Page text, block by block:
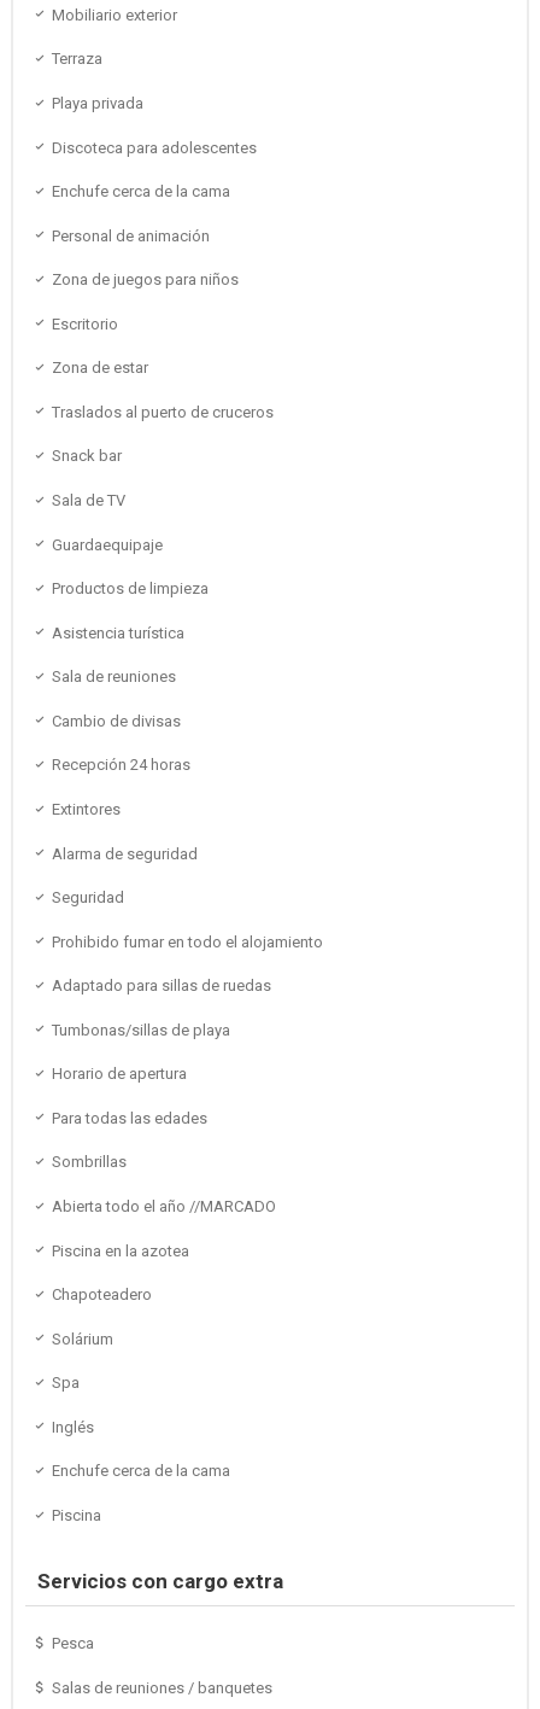
Mobiliario exterior
Terraza
Playa privada
Discoteca para adolescentes
Enchufe cerca de la cama
Personal de animación
Zona de juegos para niños
Escritorio
Zona de estar
Traslados al puerto de cruceros
Snack bar
Sala de TV
Guardaequipaje
Productos de limpieza
Asistencia turística
Sala de reuniones
Cambio de divisas
Recepción 24 horas
Extintores
Alarma de seguridad
Seguridad
Prohibido fumar en todo el alojamiento
Adaptado para sillas de ruedas
Tumbonas/sillas de playa
Horario de apertura
Para todas las edades
Sombrillas
Abierta todo el año //MARCADO
Piscina en la azotea
Chapoteadero
Solárium
Spa
Inglés
Enchufe cerca de la cama
Piscina
Servicios con cargo extra
Pesca
Salas de reuniones / banquetes